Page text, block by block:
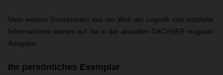
Viele weitere Geschichten aus der Welt der Logistik und nützliche
Informationen warten auf Sie in der aktuellen DACHSER magazin
Ausgabe.
Ihr persönliches Exemplar